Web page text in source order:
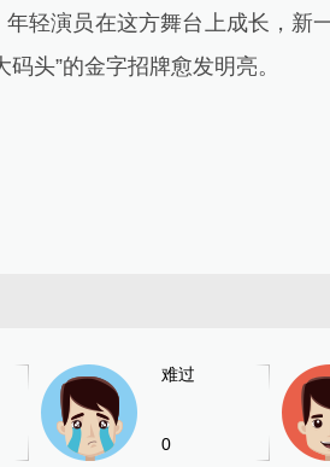
轻演员在这方舞台上成长，新
头”的金字招牌愈发明亮。
难过
0